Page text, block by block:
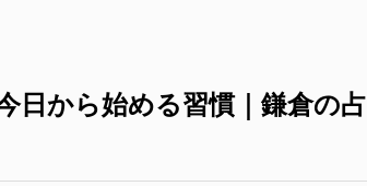
日から始める習慣｜鎌倉の占